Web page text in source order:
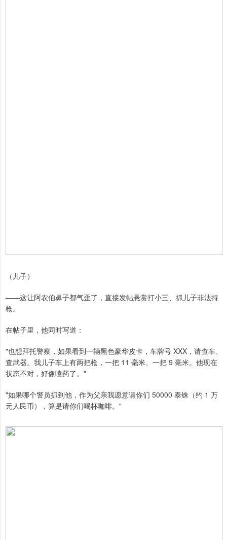
（儿子）
——这让阿农伯鼻子都气歪了，直接发帖悬赏打小三、抓儿子非法持
枪。
在帖子里，他同时写道：
"也想拜托警察，如果看到一辆黑色豪华皮卡，车牌号 XXX，请查车、
查武器。我儿子车上有两把枪，一把 11 毫米、一把 9 毫米。他现在
状态不对，好像嗑药了。"
"如果哪个警员抓到他，作为父亲我愿意请你们 50000 泰铢（约 1 万
元人民币），算是请你们喝杯咖啡。"